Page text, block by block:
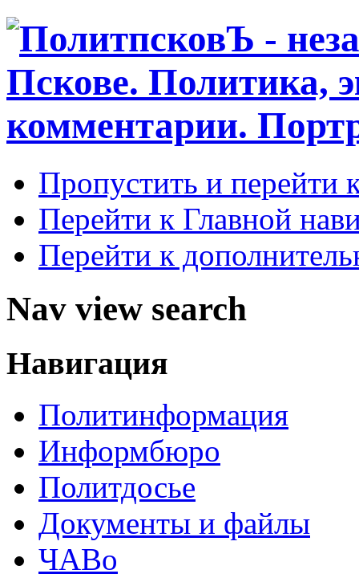
Пропустить и перейти
Перейти к Главной
Перейти к
Nav view search
Навигация
Политинформация
Информбюро
Политдосье
Документы и файлы
ЧАВо